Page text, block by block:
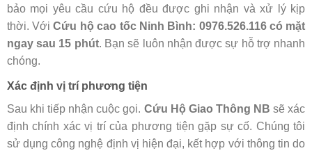
bảo mọi yêu cầu cứu hộ đều được ghi nhận và xử lý kịp
thời. VớiCứu hộ cao tốc Ninh Bình: 0976.526.116 có mặt
ngay sau 15 phút. Bạn sẽ luôn nhận được sự hỗ trợ nhanh
chóng.
Xác định vị trí phương tiện
Sau khi tiếp nhận cuộc gọi. Cứu Hộ Giao Thông NB sẽ xác
định chính xác vị trí của phương tiện gặp sự cố. Chúng tôi
sử dụng công nghệ định vị hiện đại, kết hợp với thông tin do